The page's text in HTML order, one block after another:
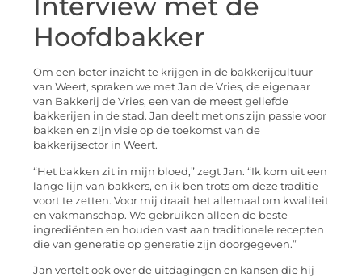
Hoofdbakker
Om een beter inzicht te krijgen in de bakkerijcultuur
van Weert, spraken we met Jan de Vries, de eigenaar
van Bakkerij de Vries, een van de meest geliefde
bakkerijen in de stad. Jan deelt met ons zijn passie voor
bakken en zijn visie op de toekomst van de
bakkerijsector in Weert.
“Het bakken zit in mijn bloed,” zegt Jan. “Ik kom uit een
lange lijn van bakkers, en ik ben trots om deze traditie
voort te zetten. Voor mij draait het allemaal om kwaliteit
en vakmanschap. We gebruiken alleen de beste
ingrediënten en houden vast aan traditionele recepten
die van generatie op generatie zijn doorgegeven.”
Jan vertelt ook over de uitdagingen en kansen die hij